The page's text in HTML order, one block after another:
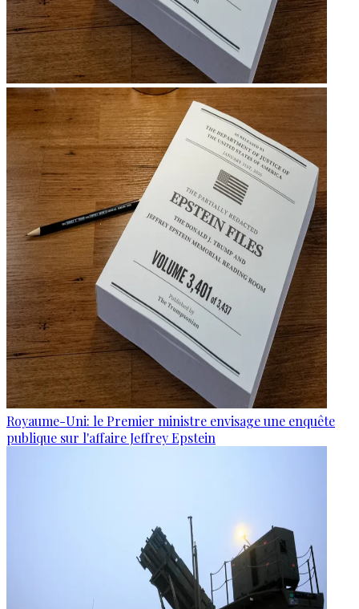
Royaume-Uni: le Premier ministre envisage une enquête
publique sur l'affaire Jeffrey Epstein